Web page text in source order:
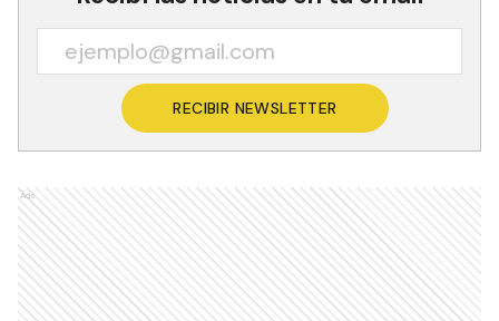
RECIBIR NEWSLETTER
Ads